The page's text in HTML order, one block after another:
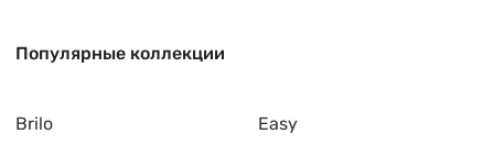
Популярные коллекции
Brilo Easy